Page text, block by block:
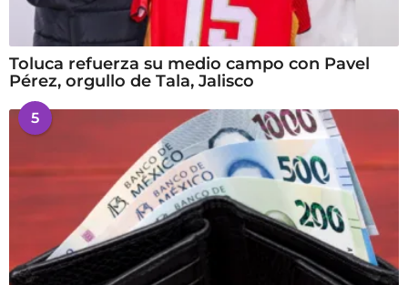
Toluca refuerza su medio campo con Pavel
Pérez, orgullo de Tala, Jalisco
5